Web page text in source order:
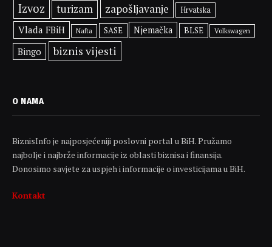
Izvoz turizam zapošljavanje Hrvatska
Vlada FBiH Nafta SASE Njemačka BLSE Volkswagen
Bingo biznis vijesti
O NAMA
BiznisInfo je najposjećeniji poslovni portal u BiH. Pružamo
najbolje i najbrže informacije iz oblasti biznisa i finansija.
Donosimo savjete za uspjeh i informacije o investicijama u BiH.
Kontakt